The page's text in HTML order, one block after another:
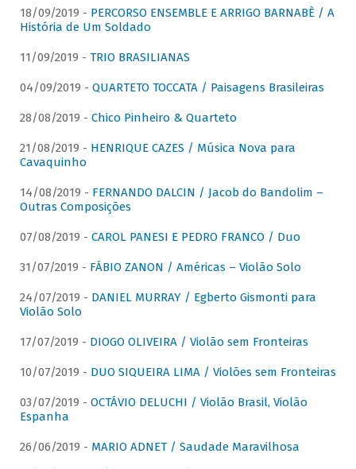
18/09/2019 - PERCORSO ENSEMBLE E ARRIGO BARNABÈ / A
História de Um Soldado
11/09/2019 - TRIO BRASILIANAS
04/09/2019 - QUARTETO TOCCATA / Paisagens Brasileiras
28/08/2019 - Chico Pinheiro & Quarteto
21/08/2019 - HENRIQUE CAZES / Música Nova para
Cavaquinho
14/08/2019 - FERNANDO DALCIN / Jacob do Bandolim –
Outras Composições
07/08/2019 - CAROL PANESI E PEDRO FRANCO / Duo
31/07/2019 - FÁBIO ZANON / Américas – Violão Solo
24/07/2019 - DANIEL MURRAY / Egberto Gismonti para
Violão Solo
17/07/2019 - DIOGO OLIVEIRA / Violão sem Fronteiras
10/07/2019 - DUO SIQUEIRA LIMA / Violões sem Fronteiras
03/07/2019 - OCTÁVIO DELUCHI / Violão Brasil, Violão
Espanha
26/06/2019 - MARIO ADNET / Saudade Maravilhosa